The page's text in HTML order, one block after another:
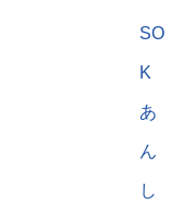
SO
K
あ
ん
し